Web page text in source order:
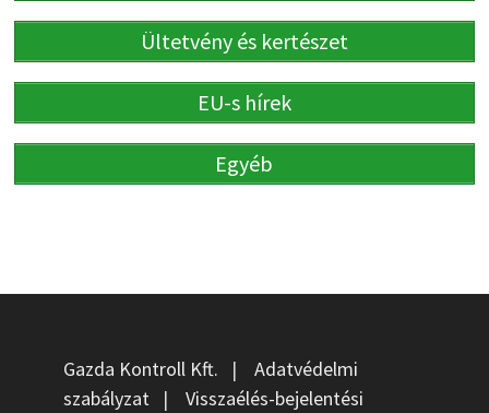
Ültetvény és kertészet
EU-s hírek
Egyéb
Gazda Kontroll Kft. | Adatvédelmi
szabályzat| Visszaélés-bejelentési